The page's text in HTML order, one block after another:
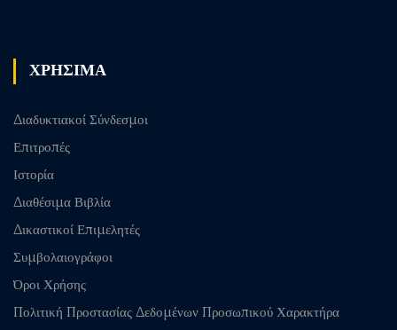
ΧΡΗΣΙΜΑ
Διαδυκτιακοί Σύνδεσμοι
Επιτροπές
Ιστορία
Διαθέσιμα Βιβλία
Δικαστικοί Επιμελητές
Συμβολαιογράφοι
Όροι Χρήσης
Πολιτική Προστασίας Δεδομένων Προσωπικού Χαρακτήρα